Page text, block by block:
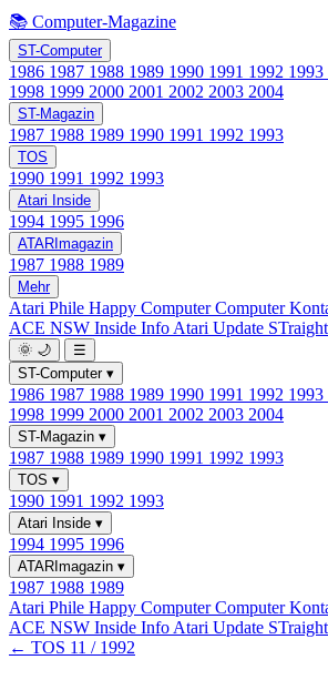
📚 Computer-Magazine
ST-Computer
1986 1987 1988 1989 1990 1991 1992 1993
1998 1999 2000 2001 2002 2003 2004
ST-Magazin
1987 1988 1989 1990 1991 1992 1993
TOS
1990 1991 1992 1993
Atari Inside
1994 1995 1996
ATARImagazin
1987 1988 1989
Mehr
Atari Phile Happy ComputerComputer
ACE NSW Inside Info Atari Update
🌞 🌙
☰
ST-Computer ▾
1986 1987 1988 1989 1990 1991 1992 1993
1998 1999 2000 2001 2002 2003 2004
ST-Magazin ▾
1987 1988 1989 1990 1991 1992 1993
TOS ▾
1990 1991 1992 1993
Atari Inside ▾
1994 1995 1996
ATARImagazin ▾
1987 1988 1989
Atari Phile Happy ComputerComputer
ACE NSW Inside Info Atari Update
← TOS 11 / 1992